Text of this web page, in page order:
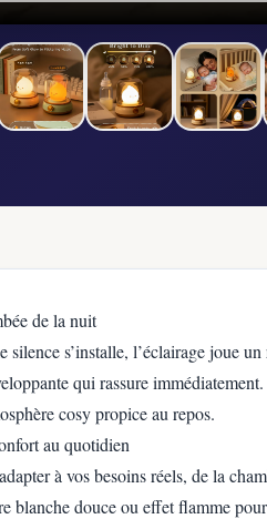
de la nuit
silence s’installe, l’éclairage joue
qui rassure
cosy propice au repos.
au quotidien
à vos besoins réels, de la
blanche douce ou effet flamme